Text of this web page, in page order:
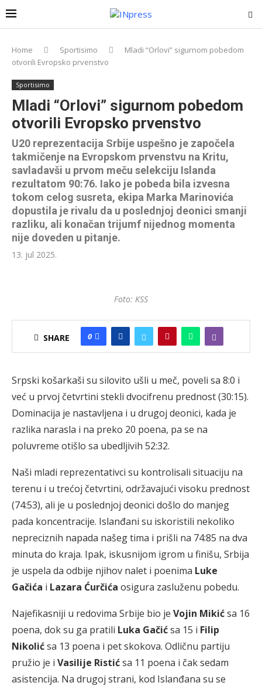
Home Sportisimo
Mladi “Orlovi” sigurnom pobedom
otvorili Evropsko prvenstvo
Sportisimo
Mladi “Orlovi” sigurnom pobedom
otvorili Evropsko prvenstvo
U20 reprezentacija Srbije uspešno je započela
takmičenje na Evropskom prvenstvu na Kritu,
savladavši u prvom meču selekciju Islanda
rezultatom 90:76. Iako je pobeda bila izvesna
tokom celog susreta, ekipa Marka Marinovića
dopustila je rivalu da u poslednjoj deonici smanji
razliku, ali konačan trijumf nijednog momenta
nije doveden u pitanje.
13. jul 2025.
Foto: KSS
SHARE 0
Srpski košarkaši su silovito ušli u meč, poveli sa 8:0 i
već u prvoj četvrtini stekli dvocifrenu prednost (30:15).
Dominacija je nastavljena i u drugoj deonici, kada je
razlika narasla i na preko 20 poena, pa se na
poluvreme otišlo sa ubedljivih 52:32.
Naši mladi reprezentativci su kontrolisali situaciju na
terenu i u trećoj četvrtini, održavajući visoku prednost
(74:53), ali je u poslednjoj deonici došlo do manjeg
pada koncentracije. Islanđani su iskoristili nekoliko
nepreciznih napada našeg tima i prišli na 74:85 na dva
minuta do kraja. Ipak, iskusnijom igrom u finišu, Srbija
je uspela da odbije njihov nalet i poenima Luke
Gačića i Lazara Ćurčića osigura zasluženu pobedu.
Najefikasniji u redovima Srbije bio je Vojin Mikićsa 16
poena, dok su ga pratili Luka Gačićsa 15 i Filip
Nikolićsa 13 poena i pet skokova. Odličnu partiju
pružio je i Vasilije Ristićsa 11 poena i čak sedam
asistencija. Na drugoj strani, kod Islanđana su se